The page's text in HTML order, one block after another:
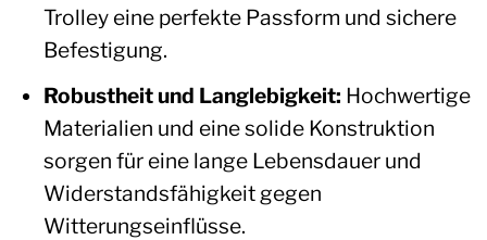
Trolley eine perfekte Passform und sichere
Befestigung.
Robustheit und Langlebigkeit: Hochwertige
Materialien und eine solide Konstruktion
sorgen für eine lange Lebensdauer und
Widerstandsfähigkeit gegen
Witterungseinflüsse.